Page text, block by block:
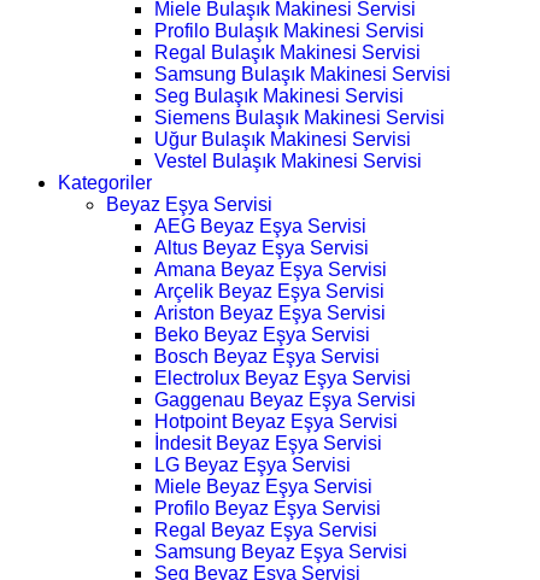
Miele Bulaşık Makinesi Servisi
Profilo Bulaşık Makinesi Servisi
Regal Bulaşık Makinesi Servisi
Samsung Bulaşık Makinesi Servisi
Seg Bulaşık Makinesi Servisi
Siemens Bulaşık Makinesi Servisi
Uğur Bulaşık Makinesi Servisi
Vestel Bulaşık Makinesi Servisi
Kategoriler
Beyaz Eşya Servisi
AEG Beyaz Eşya Servisi
Altus Beyaz Eşya Servisi
Amana Beyaz Eşya Servisi
Arçelik Beyaz Eşya Servisi
Ariston Beyaz Eşya Servisi
Beko Beyaz Eşya Servisi
Bosch Beyaz Eşya Servisi
Electrolux Beyaz Eşya Servisi
Gaggenau Beyaz Eşya Servisi
Hotpoint Beyaz Eşya Servisi
İndesit Beyaz Eşya Servisi
LG Beyaz Eşya Servisi
Miele Beyaz Eşya Servisi
Profilo Beyaz Eşya Servisi
Regal Beyaz Eşya Servisi
Samsung Beyaz Eşya Servisi
Seg Beyaz Eşya Servisi